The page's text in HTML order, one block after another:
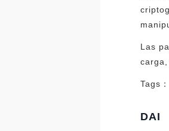
Las
Tags：
DAI